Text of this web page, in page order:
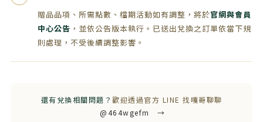
贈品品項、所需點數、檔期活動如有調整，將於官網與會員
中心公告 ，並依公告版本執行。已送出兌換之訂單依當下規
則處理，不受後續調整影響。
還有兌換相關問題？ 歡迎透過官方 LINE 找嘎哥聊聊
@464wgefm →